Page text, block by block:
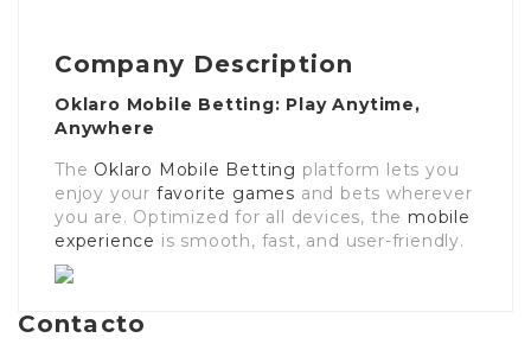
Company Description
Oklaro Mobile Betting: Play Anytime,
Anywhere
The Oklaro Mobile Betting platform lets you
enjoy your favorite games and bets wherever
you are. Optimized for all devices, the mobile
experience is smooth, fast, and user-friendly.
Contacto